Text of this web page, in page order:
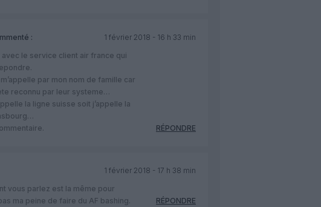
:
1 février 2018 - 16 h 33 min
avec le service client air france qui
par mon nom de famille car
reconnu par leur systeme…
la ligne suisse soit j’appelle la
RÉPONDRE
1 février 2018 - 17 h 38 min
vous parlez est la même pour
ma peine de faire du AF bashing.
RÉPONDRE